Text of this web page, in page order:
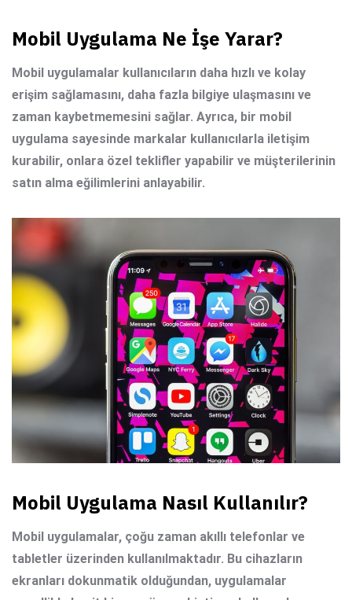
Mobil Uygulama Ne İşe Yarar?
Mobil uygulamalar kullanıcıların daha hızlı ve kolay
erişim sağlamasını, daha fazla bilgiye ulaşmasını ve
zaman kaybetmemesini sağlar. Ayrıca, bir mobil
uygulama sayesinde markalar kullanıcılarla iletişim
kurabilir, onlara özel teklifler yapabilir ve müşterilerinin
satın alma eğilimlerini anlayabilir.
Mobil Uygulama Nasıl Kullanılır?
Mobil uygulamalar, çoğu zaman akıllı telefonlar ve
tabletler üzerinden kullanılmaktadır. Bu cihazların
ekranları dokunmatik olduğundan, uygulamalar